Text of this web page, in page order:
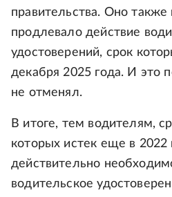
правительства. Оно также
продлевало действие
удостоверений, срок
декабря 2025 года. И это
не отменял.
В итоге, тем водителям,
которых истек еще в 2022
действительно
водительское